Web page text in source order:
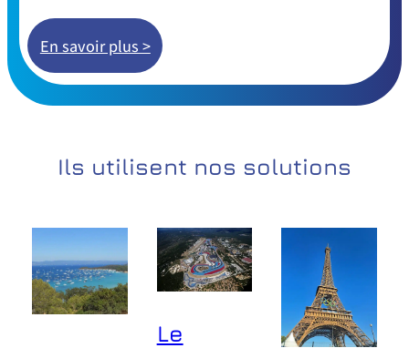
En savoir plus >
Ils utilisent nos solutions
Le